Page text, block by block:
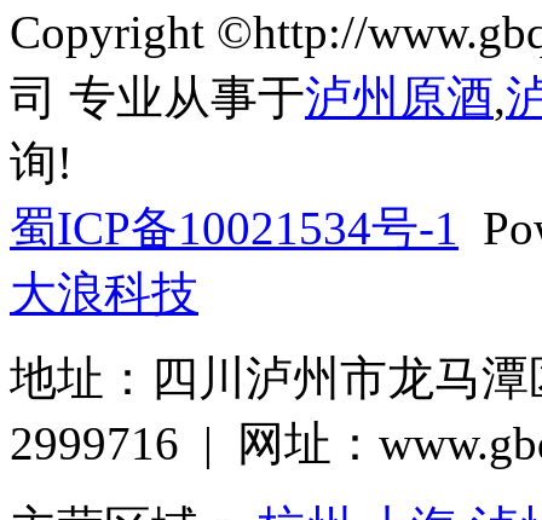
Copyright ©http://
司 专业从事于泸州原酒,
询!
蜀ICP备10021534号-1
大浪科技
地址：四川泸州市龙马
2999716 | 网址：